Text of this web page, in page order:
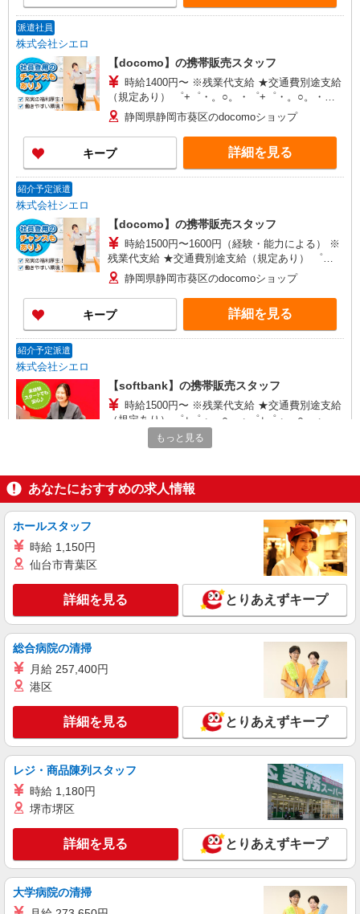
派遣社員
株式会社シエロ
【docomo】の携帯販売スタッフ
時給1400円〜 ※残業代支給 ★交通費別途支給
（規定あり） ゜+゜・。○。・゜+゜・。○。・゜
+゜ 入社祝い金10万円支給(規定有) お友達を紹介
頂くと, インセンティブ支給(規定有) ★月2回払
い・週払い可能（規程有）★ ゜・。○。・゜
+゜・。○。・゜+゜
静岡県静岡市葵区のdocomoショップ
キープ 詳細を見る
紹介予定派遣
株式会社シエロ
【docomo】の携帯販売スタッフ
時給1500円〜1600円（経験・能力による） ※
残業代支給 ★交通費別途支給（規定あり） ゜
+゜・。○。・゜+゜・。○。・゜+゜ 入社祝い金10
万円支給(規定有) お友達を紹介頂くと, インセンテ
ィブ支給(規定有) ★月2回払い・週払い可能（規程
有）★ ゜・。○。・゜+゜・。○。・゜+゜
静岡県静岡市葵区のdocomoショップ
キープ 詳細を見る
紹介予定派遣
株式会社シエロ
【softbank】の携帯販売スタッフ
時給1500円〜 ※残業代支給 ★交通費別途支給
（規定あり） ゜+゜・。○。・゜+゜・。○。・゜
+゜ 入社祝い金10万円支給(規定有) お友達を紹介
頂くと, インセンティブ支給(規定有) ★月2回払
+゜・。○。・゜+゜
静岡県静岡市葵区のsoftbankショップ
キープ 詳細を見る
派遣社員
株式会社シエロ
【softbank】人気機種に詳しくなれる携帯販
時給1400円〜1450円（経験・能力による） ※
残業代支給 ★交通費別途支給（規定あり） ゜
+゜・。○。・゜+゜・。○。・゜+゜ 入社祝い金10
万円支給(規定有) お友達を紹介頂くと, インセンテ
有）★ ゜・。○。・゜+゜・。○。・゜+゜
静岡県静岡市葵区の携帯ショップ
キープ 詳細を見る
派遣社員
株式会社シエロ
【docomo】人気機種に詳しくなれる携帯販売
時給1550円〜 ※残業代支給 ★交通費別途支給
（規定あり） ゜+゜・。○。・゜+゜・。○。・゜
+゜ 入社祝い金10万円支給(規定有) お友達を紹介
頂くと, インセンティブ支給(規定有) ★月2回払
い・週払い可能（規程有）★ ゜・。○。・゜
静岡県静岡市葵区のdocomoショップ
詳細を見る
紹介予定派遣
株式会社シエロ
【ソフトバンク】の店舗スタッフ
時給1400円〜 ※残業代支給 ★交通費別途支給
もっと見る
あなたにおすすめの求人情報
ホールスタッフ
時給 1,150円
仙台市青葉区
詳細を見る とりあえずキープ
総合病院の清掃
月給 257,400円
港区
詳細を見る とりあえずキープ
レジ・商品陳列スタッフ
時給 1,180円
堺市堺区
詳細を見る とりあえずキープ
大学病院の清掃